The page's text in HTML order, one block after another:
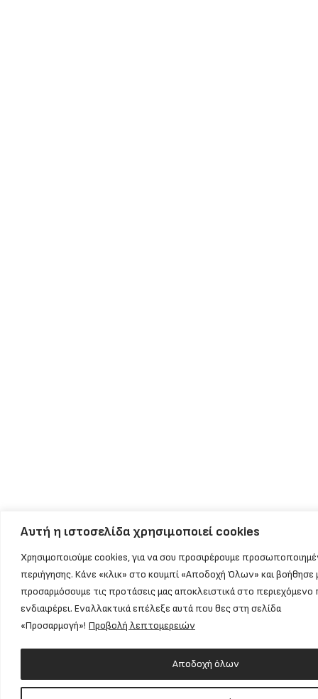
Αυτή η ιστοσελίδα χρησιμοποιεί cookies
Χρησιμοποιούμε cookies, για να σου προσφέρουμε
περιήγησης. Κάνε «κλικ» στο κουμπί «Αποδοχή Όλων» και βοήθησε
προσαρμόσουμε τις προτάσεις μας αποκλειστικά στο περιεχόμενο
ενδιαφέρει. Εναλλακτικά επέλεξε αυτά που θες στη σελίδα
«Προσαρμογή»! Προβολή λεπτομερειών
Αποδοχή όλων